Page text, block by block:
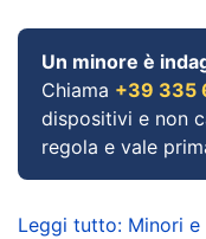
Un minore è
Chiama +39 335
dispositivi e non
regola e vale
Leggi tutto: Minori